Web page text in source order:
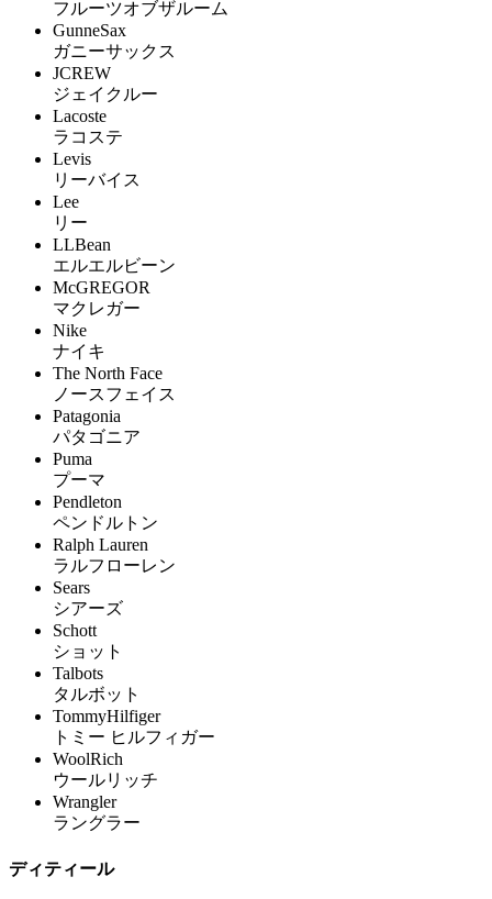
フルーツオブザルーム
GunneSax
ガニーサックス
JCREW
ジェイクルー
Lacoste
ラコステ
Levis
リーバイス
Lee
リー
LLBean
エルエルビーン
McGREGOR
マクレガー
Nike
ナイキ
The North Face
ノースフェイス
Patagonia
パタゴニア
Puma
プーマ
Pendleton
ペンドルトン
Ralph Lauren
ラルフローレン
Sears
シアーズ
Schott
ショット
Talbots
タルボット
TommyHilfiger
トミー ヒルフィガー
WoolRich
ウールリッチ
Wrangler
ラングラー
ディティール